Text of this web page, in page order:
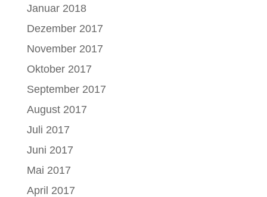
Januar 2018
Dezember 2017
November 2017
Oktober 2017
September 2017
August 2017
Juli 2017
Juni 2017
Mai 2017
April 2017